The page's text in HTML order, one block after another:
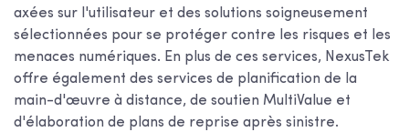
axées sur l'utilisateur et des solutions soigneusement
sélectionnées pour se protéger contre les risques et les
menaces numériques. En plus de ces services, NexusTek
offre également des services de planification de la
main-d'œuvre à distance, de soutien MultiValue et
d'élaboration de plans de reprise après sinistre.